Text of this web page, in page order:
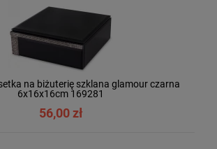
na biżuterię szklana glamour czarna
6x16x16cm 169281
56,00 zł